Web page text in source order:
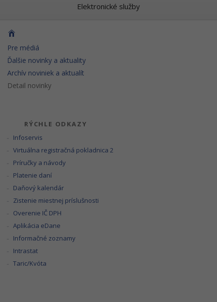
Elektronické služby
Pre médiá
Ďalšie novinky a aktuality
Archív noviniek a aktualít
Detail novinky
RÝCHLE ODKAZY
Infoservis
Virtuálna registračná pokladnica 2
Príručky a návody
Platenie daní
Daňový kalendár
Zistenie miestnej príslušnosti
Overenie IČ DPH
Aplikácia eDane
Informačné zoznamy
Intrastat
Taric/Kvóta